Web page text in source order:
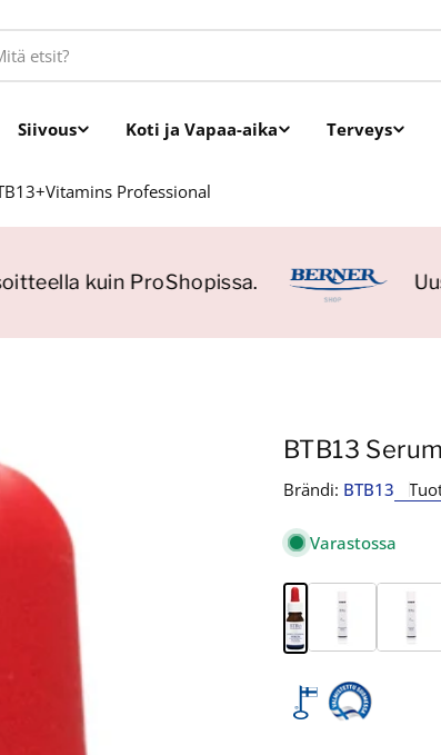
Siivous Koti ja Vapaa-aika Terveys
Professional
kuin ProShopissa. Uusi
Avaa media 1
BTB13
Brändi: BTB13
Varastossa